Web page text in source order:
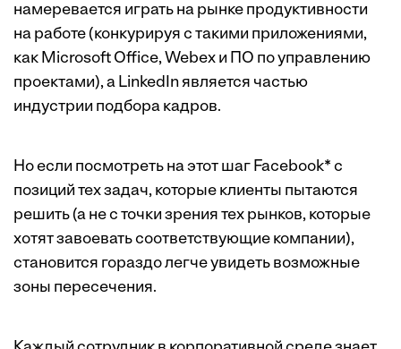
намеревается играть на рынке продуктивности
на работе (конкурируя с такими приложениями,
как Microsoft Office, Webeх и ПО по управлению
проектами), а LinkedIn является частью
индустрии подбора кадров.
Но если посмотреть на этот шаг Facebook* с
позиций тех задач, которые клиенты пытаются
решить (а не с точки зрения тех рынков, которые
хотят завоевать соответствующие компании),
становится гораздо легче увидеть возможные
зоны пересечения.